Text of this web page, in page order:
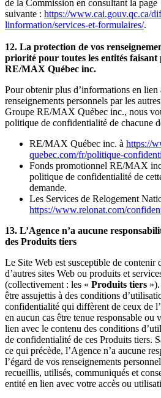
de la Commission en consultant la page
suivante : https://www.cai.gouv.qc.ca/
linformation/services-et-formulaires/.
12. La protection de vos
priorité pour toutes les entités
RE/MAX Québec inc.
Pour obtenir plus d’informations en lien
renseignements personnels par les
Groupe RE/MAX Québec inc., nous
politique de confidentialité de chacune
RE/MAX Québec inc. à https://
quebec.com/fr/politique-
Fonds promotionnel RE/MAX
politique de confidentialité de
demande.
Les Services de Relogement
https://www.relonat.com/
13. L’Agence n’a aucune
des Produits tiers
Le Site Web est susceptible de contenir
d’autres sites Web ou produits et
(collectivement : les « Produits tiers
être assujettis à des conditions
confidentialité qui diffèrent de ceux de
en aucun cas être tenue responsable ou
lien avec le contenu des conditions
de confidentialité de ces Produits tiers.
ce qui précède, l’Agence n’a aucune
l’égard de vos renseignements
recueillis, utilisés, communiqués et
entité en lien avec votre accès ou